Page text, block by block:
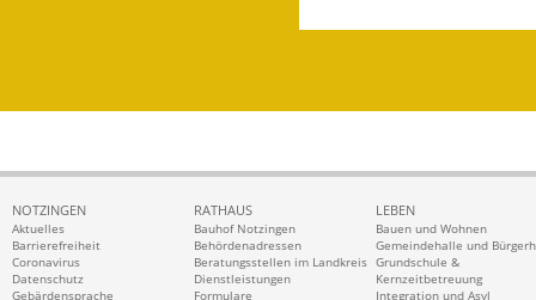
NOTZINGEN
Aktuelles
Barrierefreiheit
Coronavirus
Datenschutz
Gebärdensprache
RATHAUS
Bauhof Notzingen
Behördenadressen
Beratungsstellen im Landkreis
Dienstleistungen
Formulare
LEBEN
Bauen und Wohnen
Gemeindehalle und
Grundschule &
Kernzeitbetreuung
Integration und Asyl